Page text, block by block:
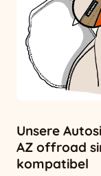
Unsere
AZ offroad
kompatibel